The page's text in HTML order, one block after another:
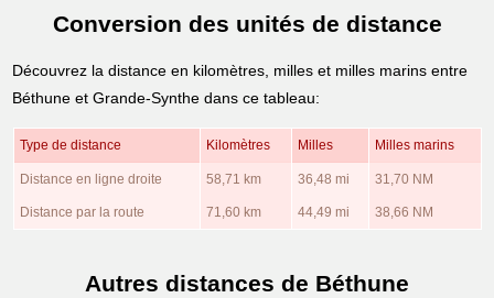
Conversion des unités de distance
Découvrez la distance en kilomètres, milles et milles marins entre
Béthune et Grande-Synthe dans ce tableau:
Type de distance Kilomètres Milles Milles marins
Distance en ligne droite 58,71 km 36,48 mi 31,70 NM
Distance par la route 71,60 km 44,49 mi 38,66 NM
Autres distances de Béthune